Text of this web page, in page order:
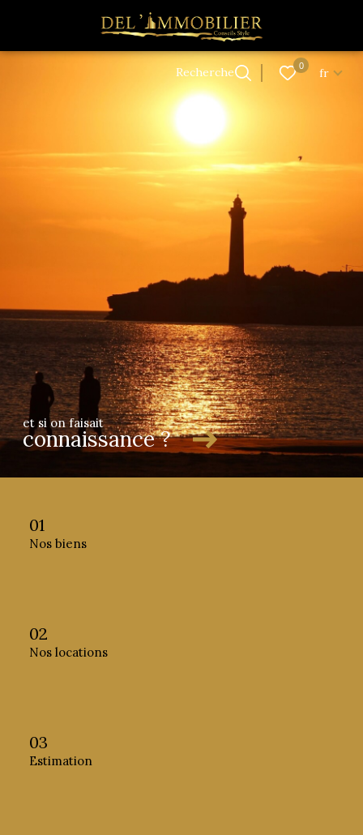
Recherche 0
Langue
fr
Accueil Recherche 0
fr
et si on faisait
connaissance ?
01
Nos biens
02
Nos locations
03
Estimation